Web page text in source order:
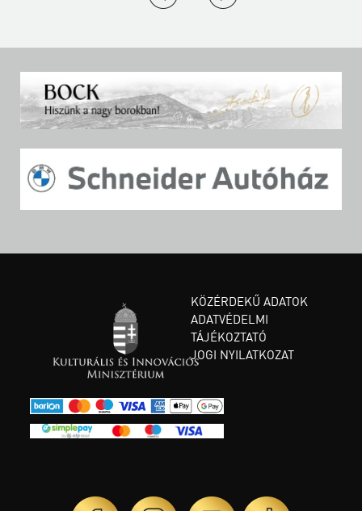
KÖZÉRDEKŰ ADATOK
ADATVÉDELMI
TÁJÉKOZTATÓ
JOGI NYILATKOZAT